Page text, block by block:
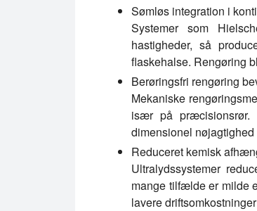
Sømløs integration i
Systemer som
hastigheder, så
flaskehalse. Rengøring
Berøringsfri rengøring
Mekaniske
især på præcisionsrør.
dimensionel
Reduceret kemisk
Ultralydssystemer
mange tilfælde er milde
lavere